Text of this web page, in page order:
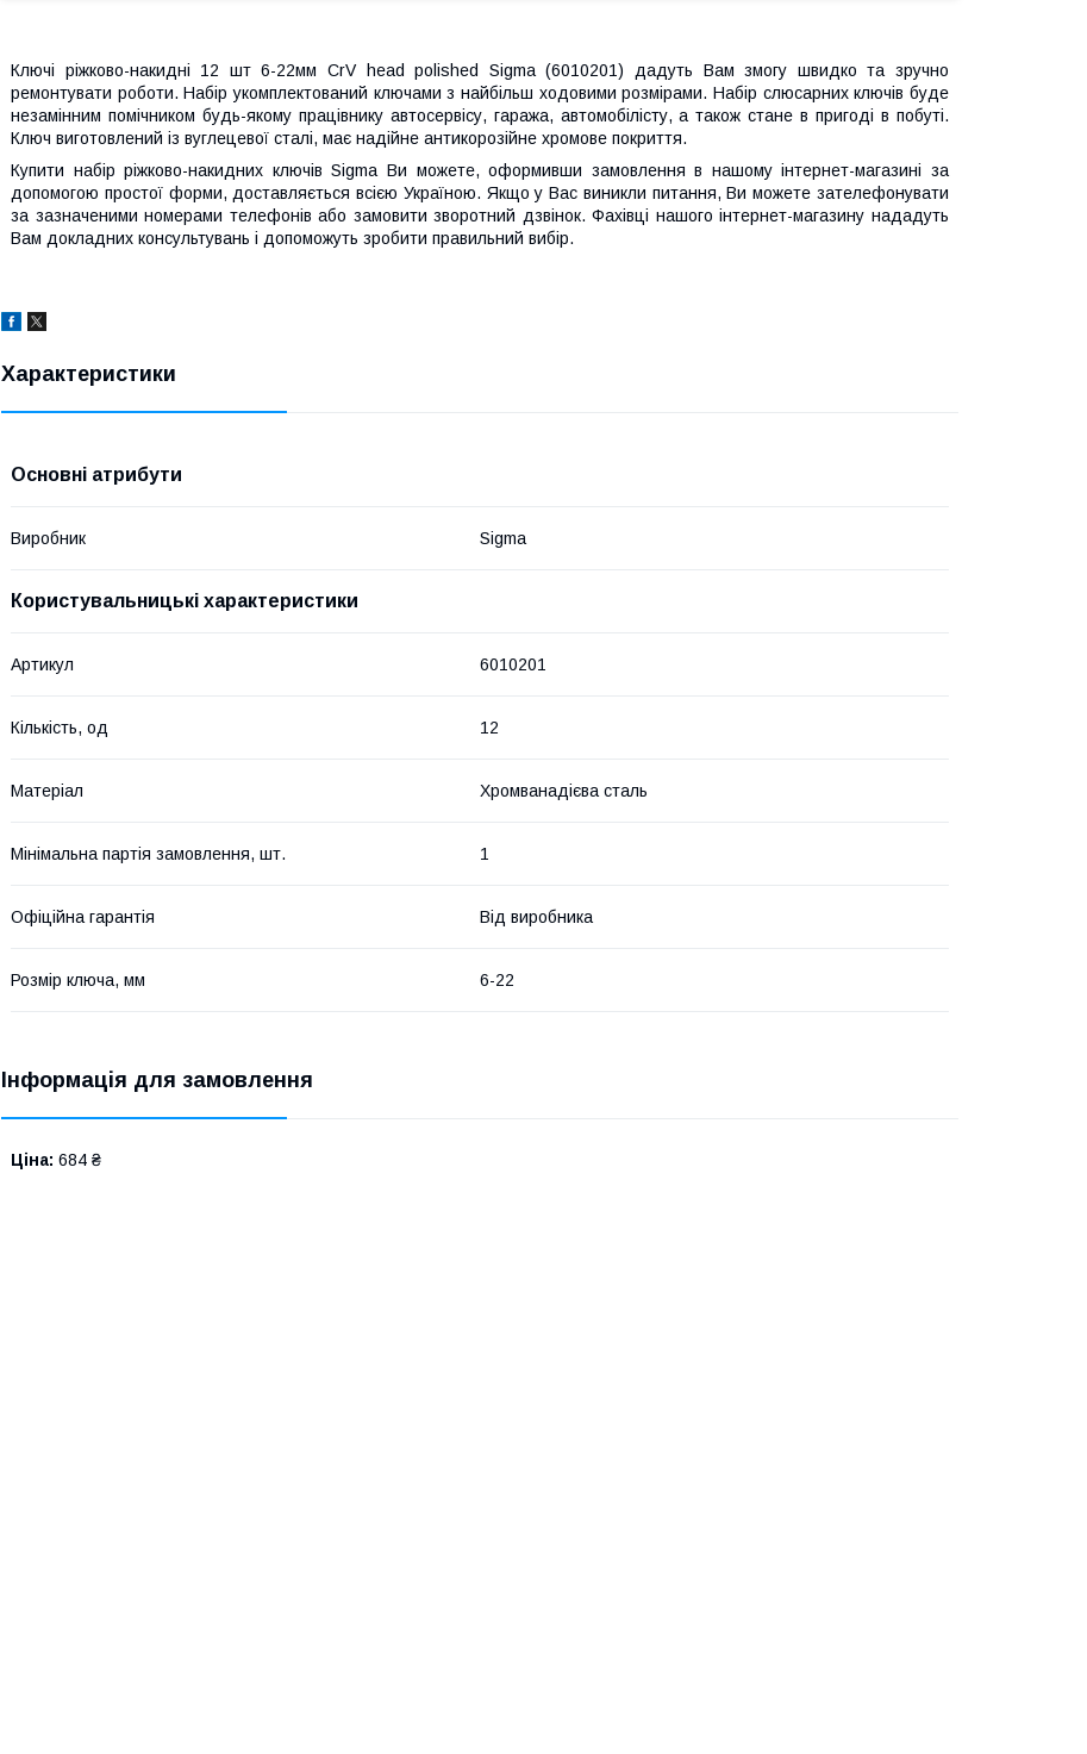
Ключі ріжково-накидні 12 шт 6-22мм CrV head polished Sigma (6010201) дадуть Вам змогу швидко та зручно
ремонтувати роботи. Набір укомплектований ключами з найбільш ходовими розмірами. Набір слюсарних ключів буде
незамінним помічником будь-якому працівнику автосервісу, гаража, автомобілісту, а також стане в пригоді в побуті.
Ключ виготовлений із вуглецевої сталі, має надійне антикорозійне хромове покриття.
Купити набір ріжково-накидних ключів Sigma Ви можете, оформивши замовлення в нашому інтернет-магазині за
допомогою простої форми, доставляється всією Україною. Якщо у Вас виникли питання, Ви можете зателефонувати
за зазначеними номерами телефонів або замовити зворотний дзвінок. Фахівці нашого інтернет-магазину нададуть
Вам докладних консультувань і допоможуть зробити правильний вибір.
Характеристики
Основні атрибути
Виробник Sigma
Користувальницькі характеристики
Артикул 6010201
Кількість, од 12
Матеріал Хромванадієва сталь
Мінімальна партія замовлення, шт. 1
Офіційна гарантія Від виробника
Розмір ключа, мм 6-22
Інформація для замовлення
Ціна: 684 ₴